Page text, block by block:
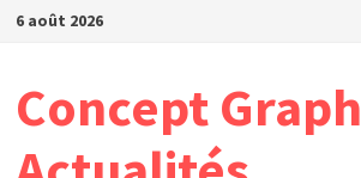
Passer
6 août 2026
Concept Graph